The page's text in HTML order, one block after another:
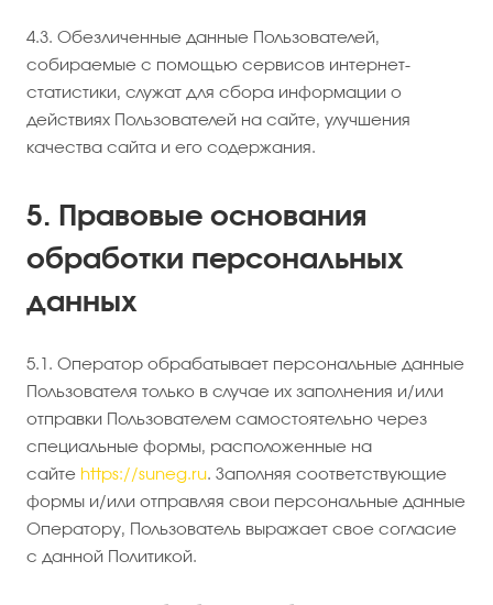
4.3. Обезличенные данные Пользователей,
собираемые с помощью сервисов интернет-
статистики, служат для сбора информации о
действиях Пользователей на сайте, улучшения
качества сайта и его содержания.
5. Правовые основания
обработки персональных
данных
5.1. Оператор обрабатывает персональные данные
Пользователя только в случае их заполнения и/или
отправки Пользователем самостоятельно через
специальные формы, расположенные на
сайте https://suneg.ru. Заполняя соответствующие
формы и/или отправляя свои персональные данные
Оператору, Пользователь выражает свое согласие
с данной Политикой.